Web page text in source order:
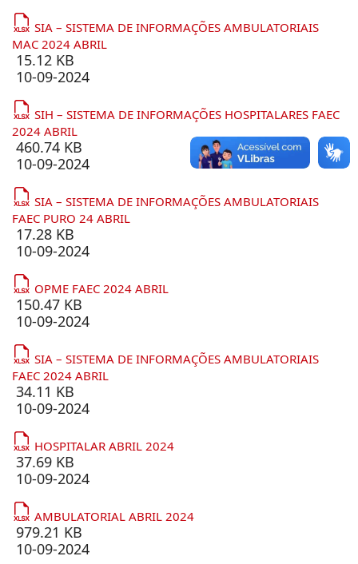
SIA – SISTEMA DE INFORMAÇÕES AMBULATORIAIS
MAC 2024 ABRIL
15.12 KB
10-09-2024
SIH – SISTEMA DE INFORMAÇÕES HOSPITALARES FAEC
2024 ABRIL
460.74 KB
10-09-2024
SIA – SISTEMA DE INFORMAÇÕES AMBULATORIAIS
FAEC PURO 24 ABRIL
17.28 KB
10-09-2024
OPME FAEC 2024 ABRIL
150.47 KB
10-09-2024
SIA – SISTEMA DE INFORMAÇÕES AMBULATORIAIS
FAEC 2024 ABRIL
34.11 KB
10-09-2024
HOSPITALAR ABRIL 2024
37.69 KB
10-09-2024
AMBULATORIAL ABRIL 2024
979.21 KB
10-09-2024